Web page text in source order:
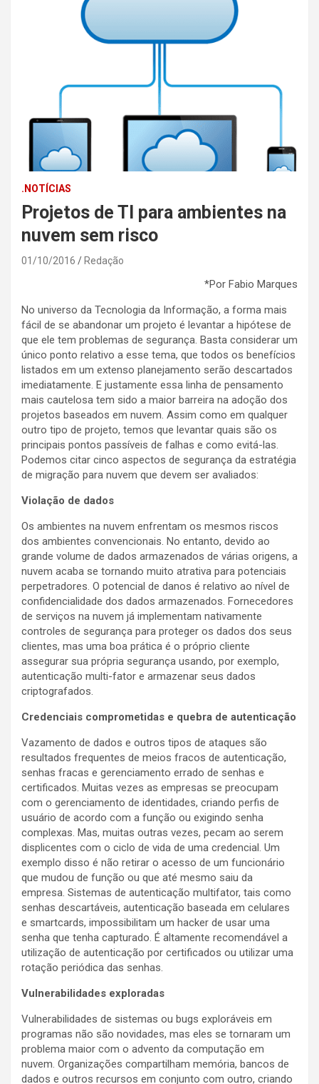
.NOTÍCIAS
Projetos de TI para ambientes na
nuvem sem risco
01/10/2016 Redação
*Por Fabio Marques
No universo da Tecnologia da Informação, a forma mais
fácil de se abandonar um projeto é levantar a hipótese de
que ele tem problemas de segurança. Basta considerar um
único ponto relativo a esse tema, que todos os benefícios
listados em um extenso planejamento serão descartados
imediatamente. E justamente essa linha de pensamento
mais cautelosa tem sido a maior barreira na adoção dos
projetos baseados em nuvem. Assim como em qualquer
outro tipo de projeto, temos que levantar quais são os
principais pontos passíveis de falhas e como evitá-las.
Podemos citar cinco aspectos de segurança da estratégia
de migração para nuvem que devem ser avaliados:
Violação de dados
Os ambientes na nuvem enfrentam os mesmos riscos
dos ambientes convencionais. No entanto, devido ao
grande volume de dados armazenados de várias origens, a
nuvem acaba se tornando muito atrativa para potenciais
perpetradores. O potencial de danos é relativo ao nível de
confidencialidade dos dados armazenados. Fornecedores
de serviços na nuvem já implementam nativamente
controles de segurança para proteger os dados dos seus
clientes, mas uma boa prática é o próprio cliente
assegurar sua própria segurança usando, por exemplo,
autenticação multi-fator e armazenar seus dados
criptografados.
Credenciais comprometidas e quebra de autenticação
Vazamento de dados e outros tipos de ataques são
resultados frequentes de meios fracos de autenticação,
senhas fracas e gerenciamento errado de senhas e
certificados. Muitas vezes as empresas se preocupam
com o gerenciamento de identidades, criando perfis de
usuário de acordo com a função ou exigindo senha
complexas. Mas, muitas outras vezes, pecam ao serem
displicentes com o ciclo de vida de uma credencial. Um
exemplo disso é não retirar o acesso de um funcionário
que mudou de função ou que até mesmo saiu da
empresa. Sistemas de autenticação multifator, tais como
senhas descartáveis, autenticação baseada em celulares
e smartcards, impossibilitam um hacker de usar uma
senha que tenha capturado. É altamente recomendável a
utilização de autenticação por certificados ou utilizar uma
rotação periódica das senhas.
Vulnerabilidades exploradas
Vulnerabilidades de sistemas ou bugs exploráveis em
programas não são novidades, mas eles se tornaram um
problema maior com o advento da computação em
nuvem. Organizações compartilham memória, bancos de
dados e outros recursos em conjunto com outro, criando